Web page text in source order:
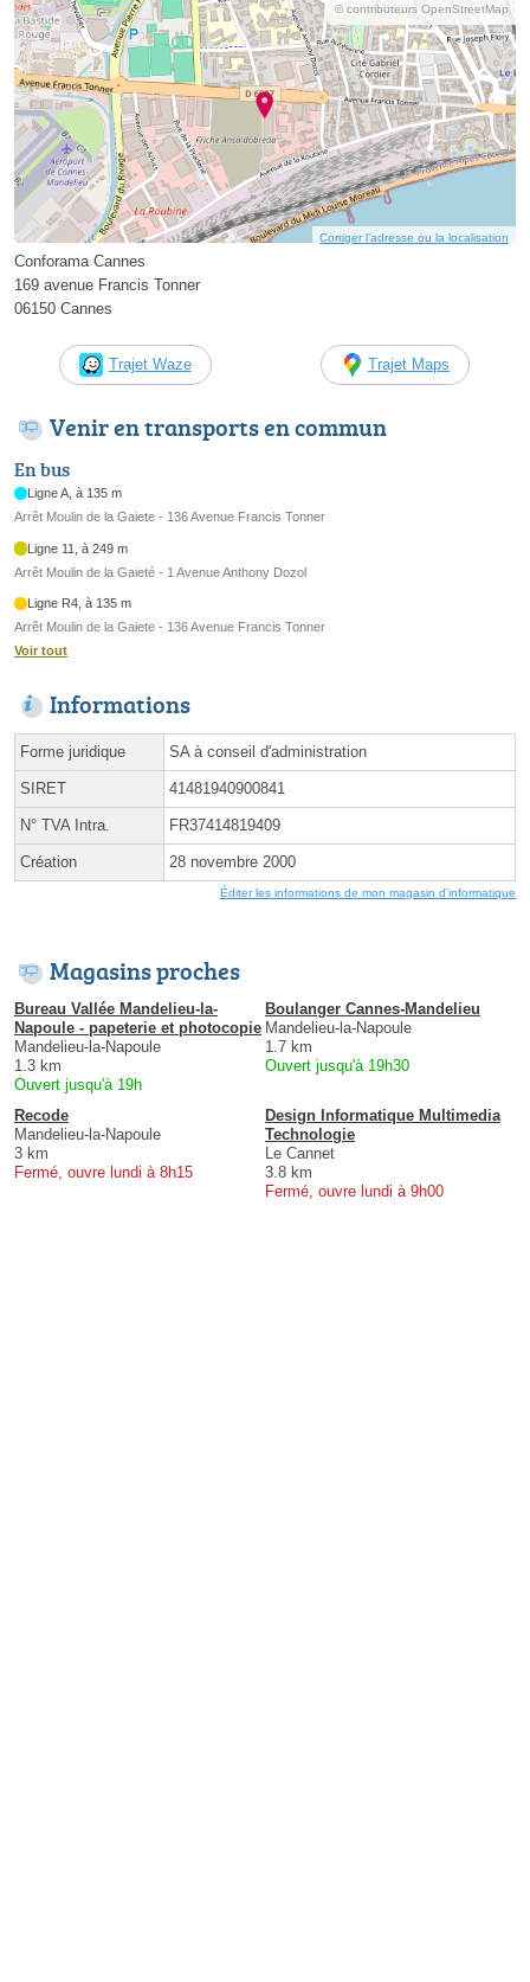
© contributeurs OpenStreetMap
Corriger l’adresse ou la localisation
Conforama Cannes
169 avenue Francis Tonner
06150 Cannes
Trajet Waze Trajet Maps
Venir en transports en commun
En bus
Ligne A, à 135 m
Arrêt Moulin de la Gaiete - 136 Avenue Francis Tonner
Ligne 11, à 249 m
Arrêt Moulin de la Gaieté - 1 Avenue Anthony Dozol
Ligne R4, à 135 m
Arrêt Moulin de la Gaiete - 136 Avenue Francis Tonner
Voir tout
Informations
Forme juridique SA à conseil d'administration
SIRET 41481940900841
N° TVA Intra. FR37414819409
Création 28 novembre 2000
Éditer les informations de mon magasin d'informatique
Magasins proches
Bureau Vallée Mandelieu-la-
Napoule - papeterie et photocopie
Mandelieu-la-Napoule
1.3 km
Ouvert jusqu'à 19h
Boulanger Cannes-Mandelieu
Mandelieu-la-Napoule
1.7 km
Ouvert jusqu'à 19h30
Recode
Mandelieu-la-Napoule
3 km
Fermé, ouvre lundi à 8h15
Design Informatique Multimedia
Technologie
Le Cannet
3.8 km
Fermé, ouvre lundi à 9h00